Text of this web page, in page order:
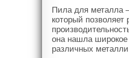
Пила для металла
который
она нашла широкое
различных